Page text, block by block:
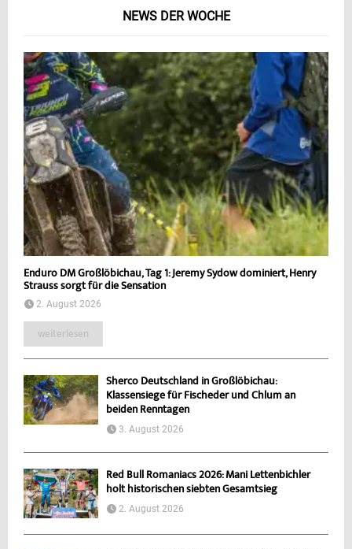
NEWS DER WOCHE
Enduro DM Großlöbichau, Tag 1: Jeremy Sydow dominiert, Henry
Strauss sorgt für die Sensation
2. August 2026
weiterlesen
Sherco Deutschland in Großlöbichau:
Klassensiege für Fischeder und Chlum an
beiden Renntagen
3. August 2026
Red Bull Romaniacs 2026: Mani Lettenbichler
holt historischen siebten Gesamtsieg
2. August 2026